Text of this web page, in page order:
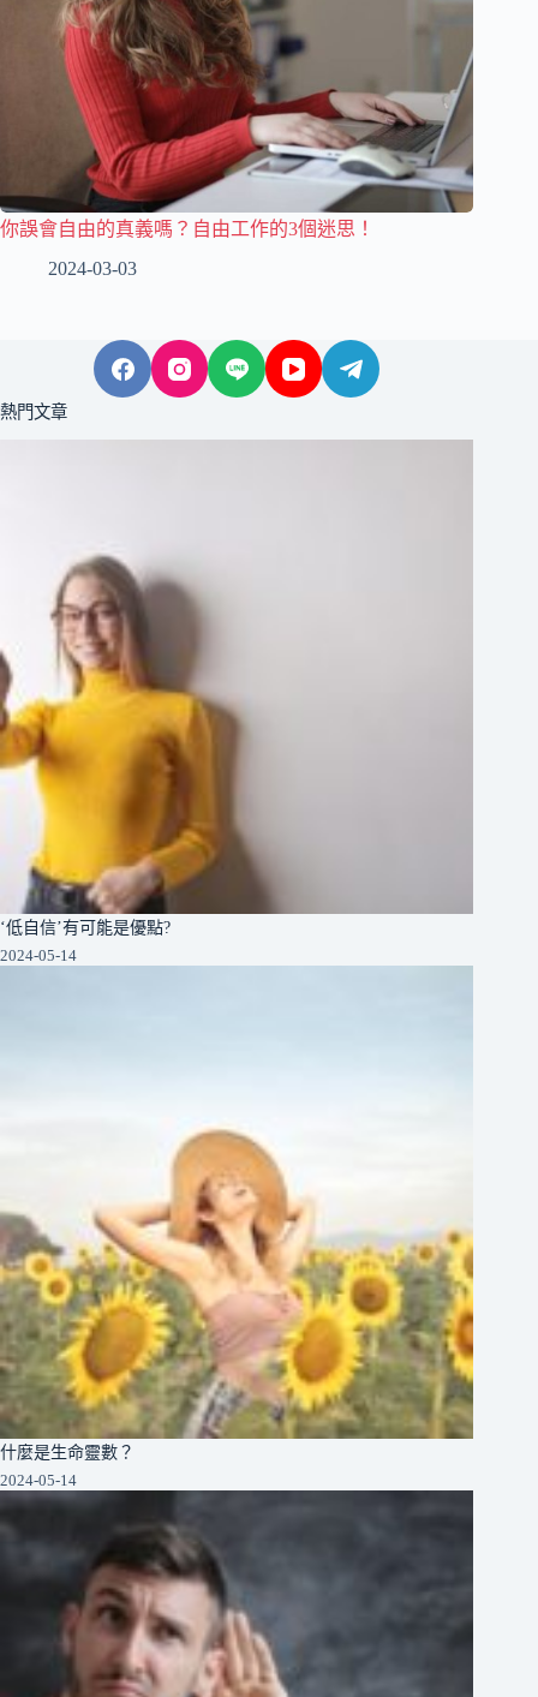
你誤會自由的真義嗎？自由工作的3個迷思！
2024-03-03
熱門文章
‘低自信’有可能是優點?
2024-05-14
什麼是生命靈數？
2024-05-14